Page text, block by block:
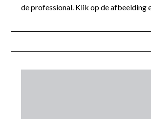
de professional. Klik op de afbeelding